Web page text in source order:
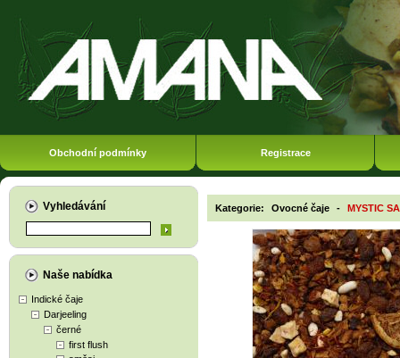
Obchodní podmínky Registrace
Vyhledávání
Naše nabídka
Indické čaje
Darjeeling
černé
first flush
Kategorie: Ovocné čaje - MYSTIC